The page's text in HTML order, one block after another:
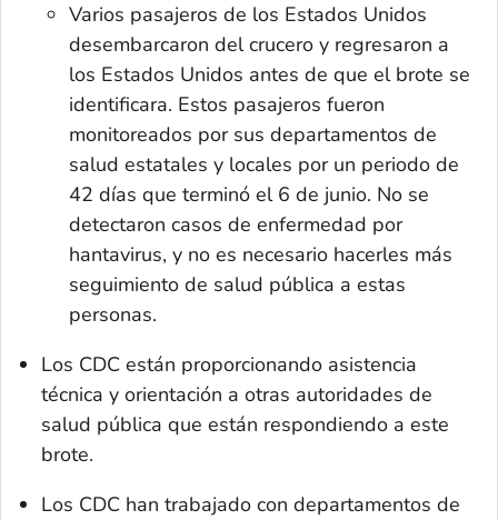
Varios pasajeros de los Estados Unidos
desembarcaron del crucero y regresaron a
los Estados Unidos antes de que el brote se
identificara. Estos pasajeros fueron
monitoreados por sus departamentos de
salud estatales y locales por un periodo de
42 días que terminó el 6 de junio. No se
detectaron casos de enfermedad por
hantavirus, y no es necesario hacerles más
seguimiento de salud pública a estas
personas.
Los CDC están proporcionando asistencia
técnica y orientación a otras autoridades de
salud pública que están respondiendo a este
brote.
Los CDC han trabajado con departamentos de